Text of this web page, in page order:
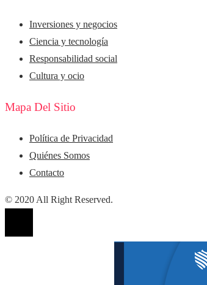
Inversiones y negocios
Ciencia y tecnología
Responsabilidad social
Cultura y ocio
Mapa Del Sitio
Política de Privacidad
Quiénes Somos
Contacto
© 2020 All Right Reserved.